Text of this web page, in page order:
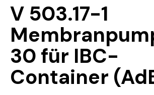
V 503.17-1
30 für IBC-
Container